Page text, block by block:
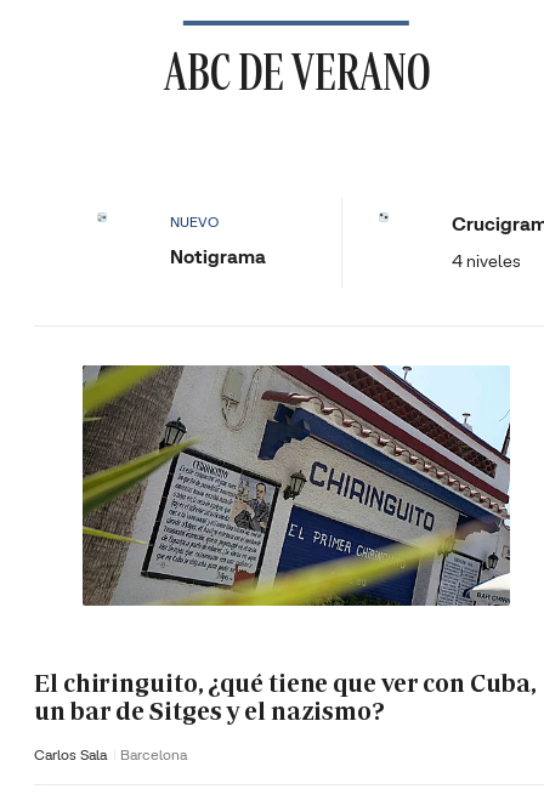
ABC DE VERANO
NUEVO
Notigrama 4 niveles
El chiringuito, ¿qué tiene que ver con Cuba,
un bar de Sitges y el nazismo?
Carlos Sala Barcelona